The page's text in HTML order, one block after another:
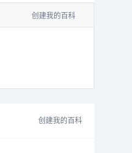
创建我的百科
创建我的百科